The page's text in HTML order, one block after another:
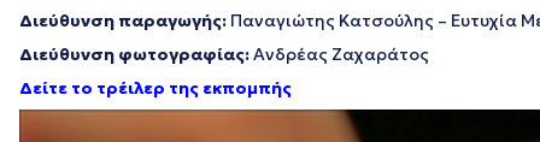
Διεύθυνση παραγωγής: Παναγιώτης Κατσούλης – Ευτυχία
Διεύθυνση φωτογραφίας:Ανδρέας Ζαχαράτος
Δείτε το τρέιλερ της εκπομπής
Πρόγραμμα